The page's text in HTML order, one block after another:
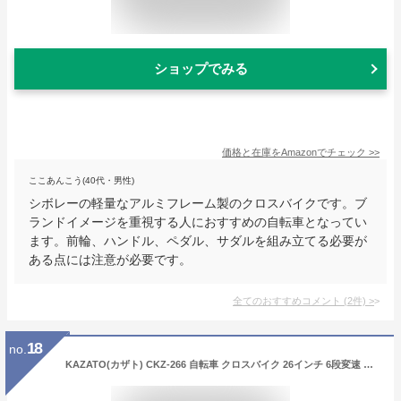
ショップでみる
価格と在庫をAmazonでチェック >>
ここあんこう(40代・男性)
シボレーの軽量なアルミフレーム製のクロスバイクです。ブ
ランドイメージを重視する人におすすめの自転車となってい
ます。前輪、ハンドル、ペダル、サダルを組み立てる必要が
ある点には注意が必要です。
全てのおすすめコメント (2件) >
no. 18
KAZATO(カザト) CKZ-266 自転車 クロスバイク 26インチ 6段変速 カゴ ライト 鍵 ブラック [リアライトセット]